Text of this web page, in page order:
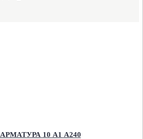
АРМАТУРА 10 А1 А240